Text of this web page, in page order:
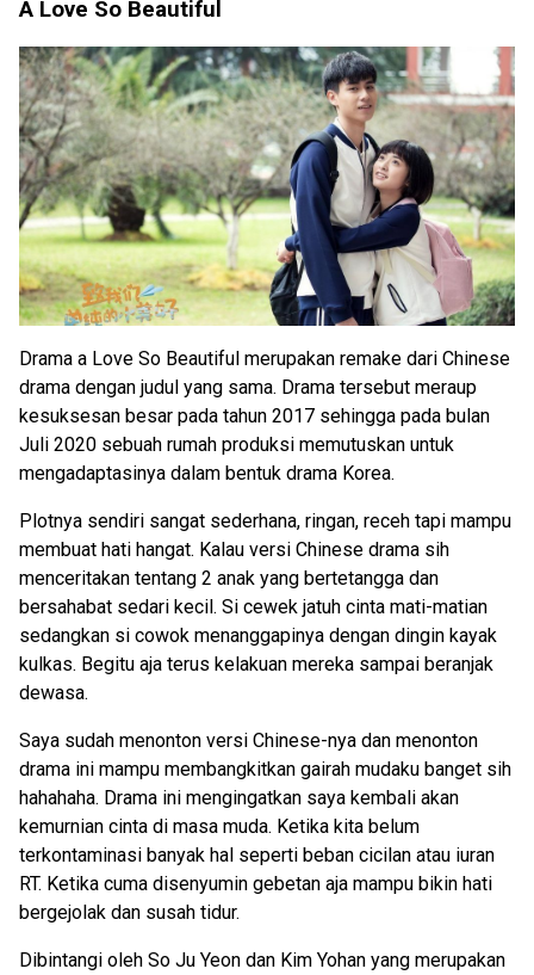
A Love So Beautiful
Drama a Love So Beautiful merupakan remake dari Chinese
drama dengan judul yang sama. Drama tersebut meraup
kesuksesan besar pada tahun 2017 sehingga pada bulan
Juli 2020 sebuah rumah produksi memutuskan untuk
mengadaptasinya dalam bentuk drama Korea.
Plotnya sendiri sangat sederhana, ringan, receh tapi mampu
membuat hati hangat. Kalau versi Chinese drama sih
menceritakan tentang 2 anak yang bertetangga dan
bersahabat sedari kecil. Si cewek jatuh cinta mati-matian
sedangkan si cowok menanggapinya dengan dingin kayak
kulkas. Begitu aja terus kelakuan mereka sampai beranjak
dewasa.
Saya sudah menonton versi Chinese-nya dan menonton
drama ini mampu membangkitkan gairah mudaku banget sih
hahahaha. Drama ini mengingatkan saya kembali akan
kemurnian cinta di masa muda. Ketika kita belum
terkontaminasi banyak hal seperti beban cicilan atau iuran
RT. Ketika cuma disenyumin gebetan aja mampu bikin hati
bergejolak dan susah tidur.
Dibintangi oleh So Ju Yeon dan Kim Yohan yang merupakan